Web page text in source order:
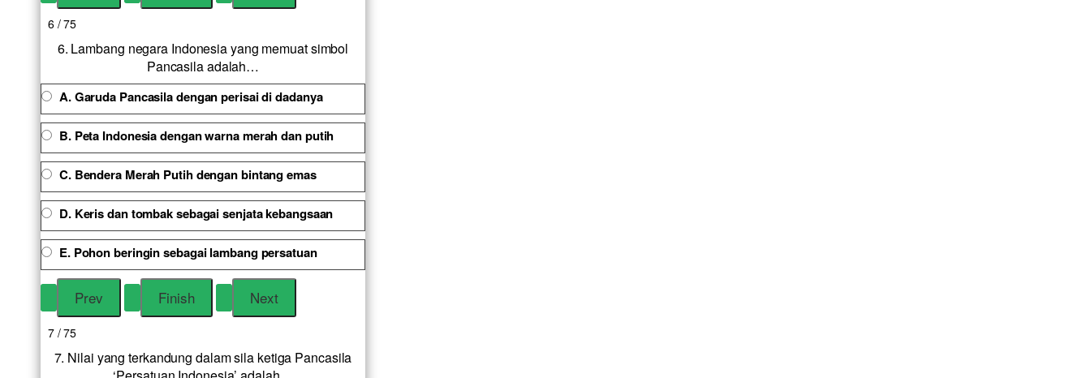
6 / 75
6. Lambang negara Indonesia yang memuat simbol
Pancasila adalah…
A. Garuda Pancasila dengan perisai di dadanya
B. Peta Indonesia dengan warna merah dan putih
C. Bendera Merah Putih dengan bintang emas
D. Keris dan tombak sebagai senjata kebangsaan
E. Pohon beringin sebagai lambang persatuan
7 / 75
7. Nilai yang terkandung dalam sila ketiga Pancasila